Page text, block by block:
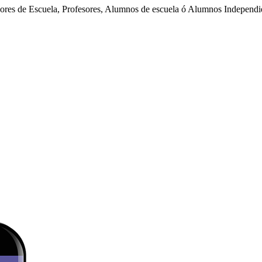
de Escuela, Profesores, Alumnos de escuela ó Alumnos